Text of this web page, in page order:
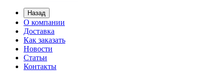
Назад
О компании
Доставка
Как заказать
Новости
Статьи
Контакты